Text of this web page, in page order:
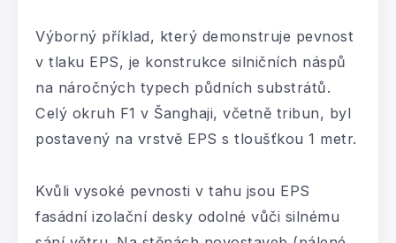
Výborný příklad, který demonstruje pevnost
v tlaku EPS, je konstrukce silničních náspů
na náročných typech půdních substrátů.
Celý okruh F1 v Šanghaji, včetně tribun, byl
postavený na vrstvě EPS s tloušťkou 1 metr.
Kvůli vysoké pevnosti v tahu jsou EPS
fasádní izolační desky odolné vůči silnému